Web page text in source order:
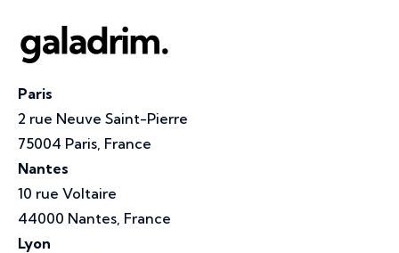
Paris
2 rue Neuve Saint-Pierre
75004 Paris, France
Nantes
10 rue Voltaire
44000 Nantes, France
Lyon